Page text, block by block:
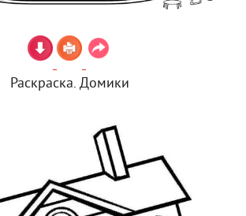
Раскраска. Домики